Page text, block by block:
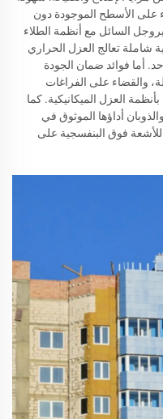
على الأسطح الموجودة دون
السائل مع أنظمة الطلاء
تعالج العزل الحراري
أما فوائد ضمان الجودة
والقضاء على الفراغات
العزل الميكانيكية. كما
أداؤها الموثوق في
للأشعة فوق البنفسجية على